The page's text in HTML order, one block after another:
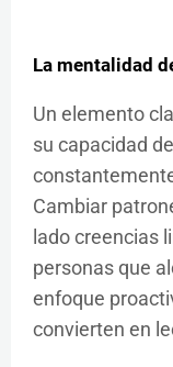
La mentalidad
Un elemento
su capacidad
Cambiar
lado creencias
personas que
enfoque
convierten en